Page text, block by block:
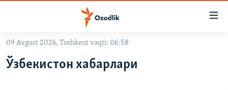
Асосий
OZODLIK SURISHTIRUVLARI
09 Avgust 2026, Toshkent vaqti: 06:58
Ўзбекистон хабарлари